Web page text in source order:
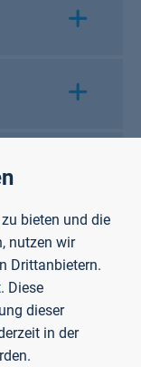
bieten und die
nutzen wir
Drittanbietern.
Diese
dieser
in der